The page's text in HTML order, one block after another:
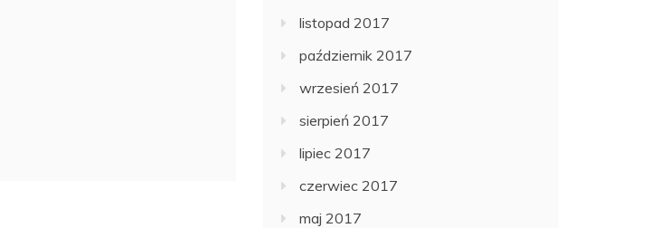
listopad 2017
październik 2017
wrzesień 2017
sierpień 2017
lipiec 2017
czerwiec 2017
maj 2017